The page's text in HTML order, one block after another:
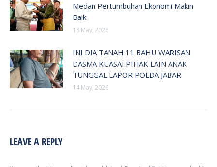
Medan Pertumbuhan Ekonomi Makin
Baik
18 May, 2026
INI DIA TANAH 11 BAHU WARISAN
DASMA KUASAI PIHAK LAIN ANAK
TUNGGAL LAPOR POLDA JABAR
14 May, 2026
LEAVE A REPLY